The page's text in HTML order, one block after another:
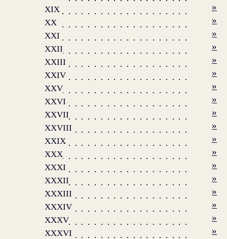
XIX »
XX »
XXI »
XXII »
XXIII »
XXIV »
XXV »
XXVI »
XXVII »
XXVIII »
XXIX »
XXX »
XXXI »
XXXII »
XXXIII »
XXXIV »
XXXV »
XXXVI »